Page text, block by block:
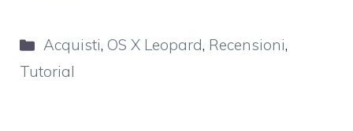
Categorie
Acquisti, OS X Leopard, Recensioni,
Tutorial